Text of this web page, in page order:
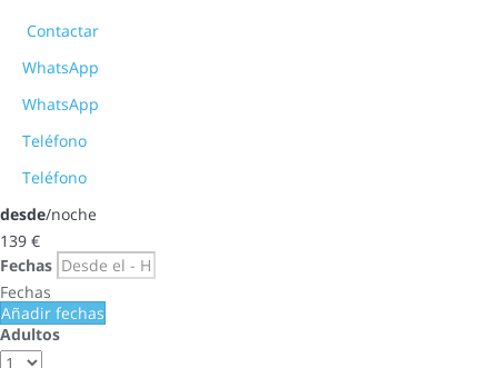
Contactar
WhatsApp
WhatsApp
Teléfono
Teléfono
desde/noche
139 €
Fechas
Fechas
Añadir fechas
Adultos